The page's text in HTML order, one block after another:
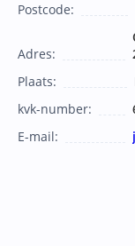
Postcode:
Adres:
Plaats:
kvk-number:
E-mail: